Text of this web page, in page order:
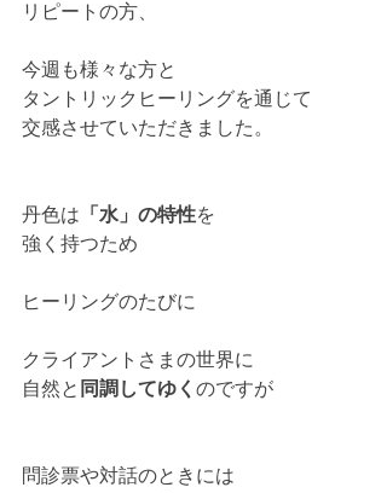
リピートの方、
今週も様々な方と
タントリックヒーリングを通じて
交感させていただきました。
丹色は 「水」の特性を
強く持つため
ヒーリングのたびに
クライアントさまの世界に
自然と 同調してゆく のですが
問診票や対話のときには